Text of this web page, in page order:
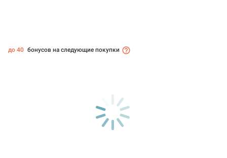
до 40 бонусов на следующие покупки